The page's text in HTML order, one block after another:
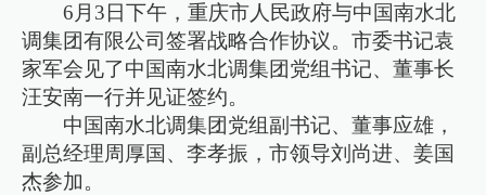
6月3日下午，重庆市人民政府与中国南水北
调集团有限公司签署战略合作协议。市委书记袁
家军会见了中国南水北调集团党组书记、董事长
汪安南一行并见证签约。
中国南水北调集团党组副书记、董事应雄，
副总经理周厚国、李孝振，市领导刘尚进、姜国
杰参加。